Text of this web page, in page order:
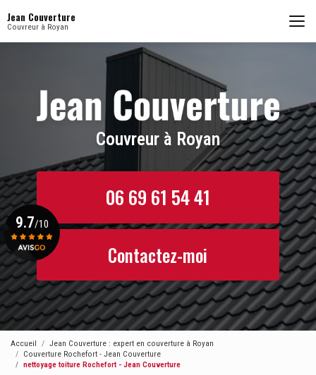
au
contenu
Jean Couverture
Couvreur à Royan
Couvreur à Royan
06 69 61 54 41
Contactez-moi
9.7/10
Voir le certificat
Accueil
Jean Couverture : expert en couverture à Royan
Couverture Rochefort - Jean Couverture
nettoyage toiture Rochefort - Jean Couverture